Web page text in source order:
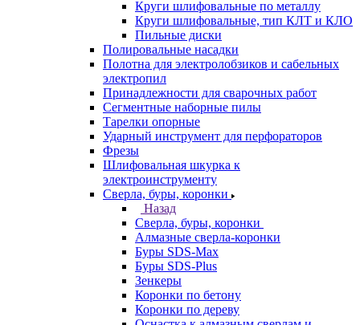
Круги шлифовальные по металлу
Круги шлифовальные, тип КЛТ и КЛО
Пильные диски
Полировальные насадки
Полотна для электролобзиков и сабельных
электропил
Принадлежности для сварочных работ
Сегментные наборные пилы
Тарелки опорные
Ударный инструмент для перфораторов
Фрезы
Шлифовальная шкурка к
электроинструменту
Сверла, буры, коронки
Назад
Сверла, буры, коронки
Алмазные сверла-коронки
Буры SDS-Max
Буры SDS-Plus
Зенкеры
Коронки по бетону
Коронки по дереву